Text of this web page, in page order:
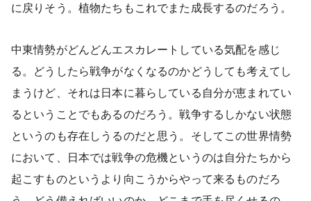
に戻りそう。植物たちもこれでまた成長するのだろう。
中東情勢がどんどんエスカレートしている気配を感じ
る。どうしたら戦争がなくなるのかどうしても考えてし
まうけど、それは日本に暮らしている自分が恵まれてい
るということでもあるのだろう。戦争するしかない状態
というのも存在しうるのだと思う。そしてこの世界情勢
において、日本では戦争の危機というのは自分たちから
起こすものというより向こうからやって来るものだろ